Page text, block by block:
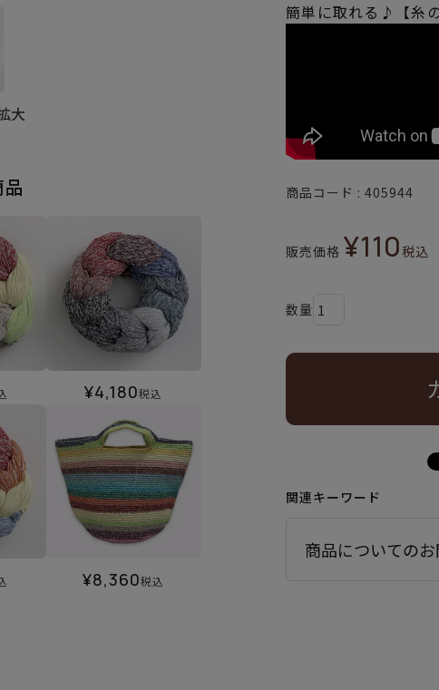
大
¥4,180税込
¥8,360税込
簡単に取れる♪【糸の
商品コード 405944
販売価格 ¥110税込
関連キーワード
商品についての